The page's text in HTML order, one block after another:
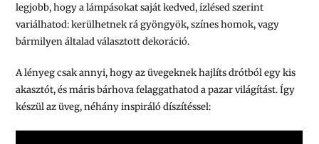
legjobb, hogy a lámpásokat saját kedved, ízlésed szerint
variálhatod: kerülhetnek rá gyöngyök, színes homok, vagy
bármilyen általad választott dekoráció.
A lényeg csak annyi, hogy az üvegeknek hajlíts drótból egy kis
akasztót, és máris bárhova felaggathatod a pazar világítást. Így
készül az üveg, néhány inspiráló díszítéssel: